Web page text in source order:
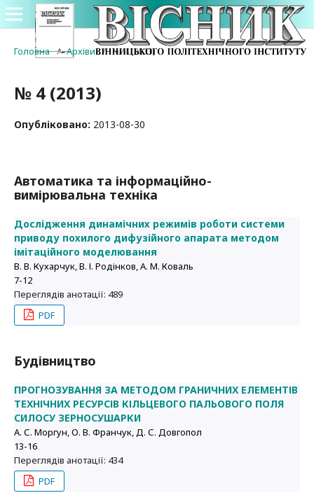
Головна / Архіви / № 4 (2013)
№ 4 (2013)
Опубліковано: 2013-08-30
Автоматика та інформаційно-
вимірювальна техніка
Дослідження динамічних режимів роботи системи
приводу похилого дифузійного апарата методом
імітаційного моделювання
В. В. Кухарчук, В. І. Родінков, А. М. Коваль
7-12
Переглядів анотації: 489
PDF
Будівництво
ПРОГНОЗУВАННЯ ЗА МЕТОДОМ ГРАНИЧНИХ ЕЛЕМЕНТІВ
ТЕХНІЧНИХ РЕСУРСІВ КІЛЬЦЕВОГО ПАЛЬОВОГО ПОЛЯ
СИЛОСУ ЗЕРНОСУШАРКИ
А. С. Моргун, О. В. Франчук, Д. С. Довгопол
13-16
Переглядів анотації: 434
PDF